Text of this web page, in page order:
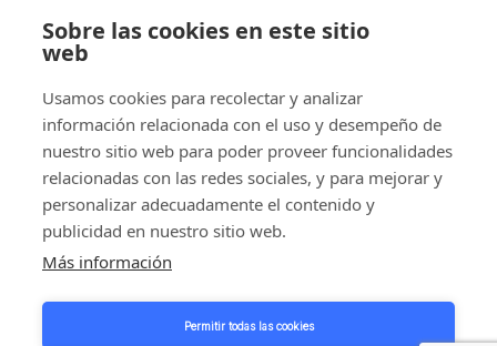
Sobre las cookies en este sitio
web
Usamos cookies para recolectar y analizar
información relacionada con el uso y desempeño de
nuestro sitio web para poder proveer funcionalidades
relacionadas con las redes sociales, y para mejorar y
personalizar adecuadamente el contenido y
publicidad en nuestro sitio web.
Más información
Permitir todas las cookies
Inversores
1999 - 2026 © JBT Marel
Política de privacidad y cookies